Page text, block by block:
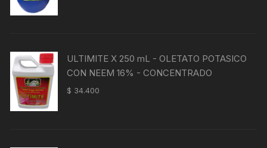
ULTIMITE X 250 mL - OLETATO POTASICO
CON NEEM 16% - CONCENTRADO
$ 34.400